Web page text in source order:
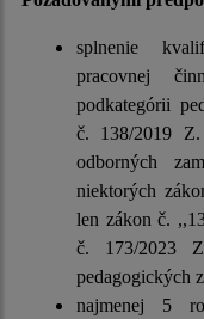
splnenie
pracovnej
podkategórii
č. 138/2019 Z.
odborných
niektorých
len zákon č.
č. 173/2023
pedagogických
najmenej 5